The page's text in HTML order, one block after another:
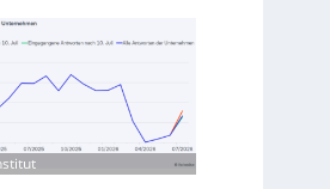
C
a
m
s
t
c
a